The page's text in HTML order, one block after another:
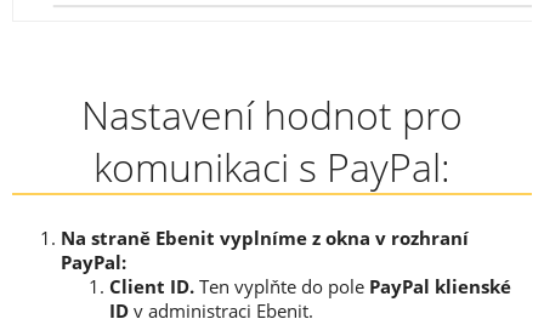
Nastavení hodnot pro
komunikaci s PayPal:
Na straně Ebenit vyplníme z okna v rozhraní
PayPal:
Client ID. Ten vyplňte do pole PayPal klienské
ID v administraci Ebenit.